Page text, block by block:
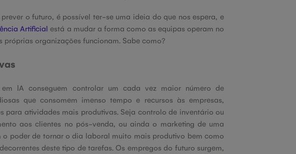
o futuro, é possível ter-se uma ideia do que nos espera, e
Artificial está a mudar a forma como as equipas operam no
organizações funcionam. Sabe como?
IA conseguem controlar um cada vez maior número de
que consomem imenso tempo e recursos às empresas,
para atividades mais produtivas. Seja controlo de inventário ou
aos clientes no pós-venda, ou ainda o marketing de uma
o poder de tornar o dia laboral muito mais produtivo bem como
deste tipo de tarefas. Os empregos do futuro surgem,